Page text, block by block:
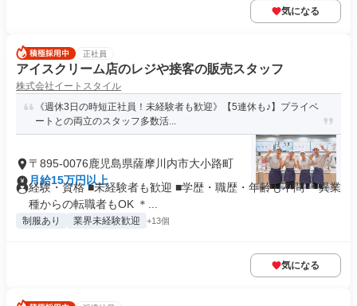
気になる
正社員
アイスクリーム店のレジや接客の販売スタッフ
株式会社イートスタイル
《週休3日の時短正社員！未経験者も歓迎》【5連休も♪】プライベ
ートとの両立のスタッフ多数活...
〒895-0076鹿児島県薩摩川内市大小路町
月給15万円以上
経験・資格 ■未経験者も歓迎 ■学歴・職歴・年齢も不問 ＊異業
種からの転職者もOK ＊...
制服あり 業界未経験歓迎 +13個
気になる